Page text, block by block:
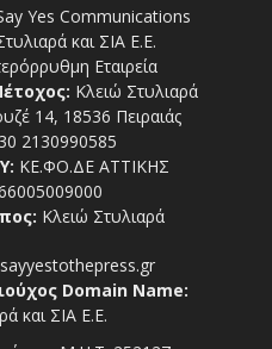
Yes Communications
και ΣΙΑ Ε.Ε.
Εταιρεία
Κλειώ Στυλιαρά
14, 18536 Πειραιάς
2130990585
ΚΕ.ΦΟ.ΔΕ ΑΤΤΙΚΗΣ
Κλειώ Στυλιαρά
Domain Name:
και ΣΙΑ Ε.Ε.